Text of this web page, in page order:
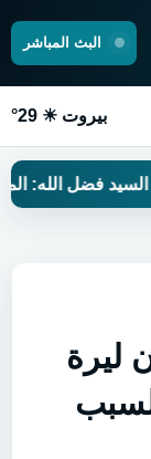
البث المباشر
بيروت ☀ 29°
الله:
ليرة